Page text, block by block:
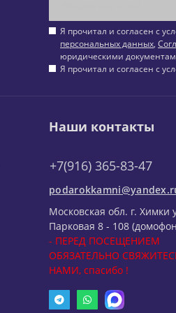
Я прочитал и согласен с
персональных данных,
юридическими
Я прочитал и согласен с
Наши контакты
+7(916) 365-83-47
Московская обл. г. Химки
Парковая 8 - 108
- ПЕРЕД ПОСЕЩЕНИЕМ
ОБЯЗАТЕЛЬНО
НАМИ, спасибо !